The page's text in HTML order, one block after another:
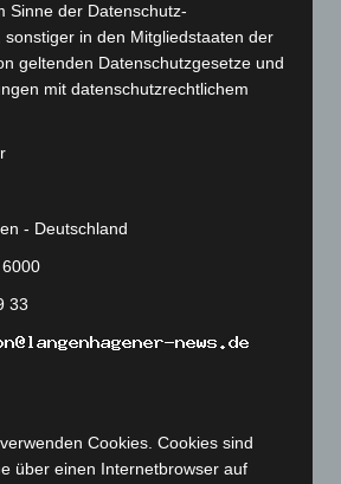
Sinne der Datenschutz-
in den Mitgliedstaaten der
geltenden Datenschutzgesetze und
mit datenschutzrechtlichem
- Deutschland
33
Cookies. Cookies sind
über einen Internetbrowser auf